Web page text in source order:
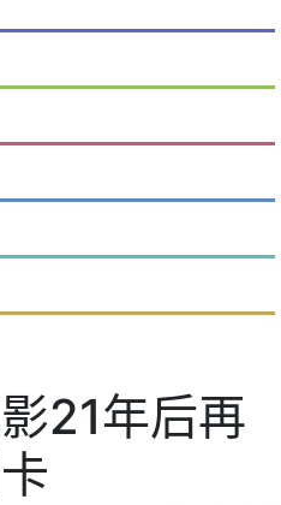
21年后再